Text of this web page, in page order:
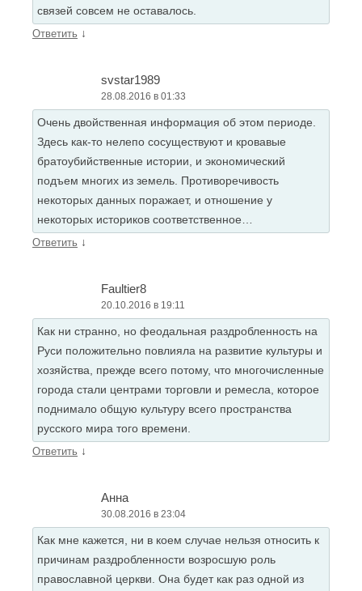
связей совсем не оставалось.
Ответить ↓
svstar1989
28.08.2016 в 01:33
Очень двойственная информация об этом периоде.
Здесь как-то нелепо сосуществуют и кровавые
братоубийственные истории, и экономический
подъем многих из земель. Противоречивость
некоторых данных поражает, и отношение у
некоторых историков соответственное…
Ответить ↓
Faultier8
20.10.2016 в 19:11
Как ни странно, но феодальная раздробленность на
Руси положительно повлияла на развитие культуры и
хозяйства, прежде всего потому, что многочисленные
города стали центрами торговли и ремесла, которое
поднимало общую культуру всего пространства
русского мира того времени.
Ответить ↓
Анна
30.08.2016 в 23:04
Как мне кажется, ни в коем случае нельзя относить к
причинам раздробленности возросшую роль
православной церкви. Она будет как раз одной из